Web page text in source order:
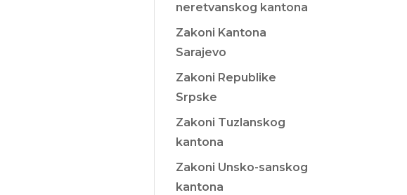
neretvanskog kantona
Zakoni Kantona
Sarajevo
Zakoni Republike
Srpske
Zakoni Tuzlanskog
kantona
Zakoni Unsko-sanskog
kantona